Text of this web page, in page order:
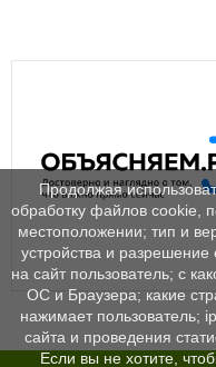
Продолжая
обработку файлов cookie,
местоположении; тип и
устройства и разрешение
на сайт пользователь; с
ОС и Браузера; какие
нажимает пользователь;
сайта и проведения
Если вы не хотите,